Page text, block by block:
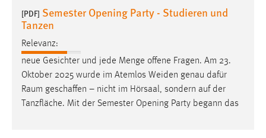
[PDF] Semester Opening Party - Studieren und
Tanzen
Relevanz:
neue Gesichter und jede Menge offene Fragen. Am 23.
Oktober 2025 wurde im Atemlos Weiden genau dafür
Raum geschaffen – nicht im Hörsaal, sondern auf der
Tanzfläche. Mit der Semester Opening Party begann das